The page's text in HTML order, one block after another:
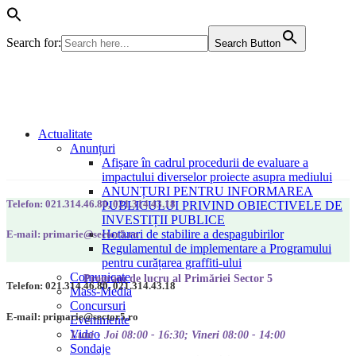
Search for: Search Button
Actualitate
Anunțuri
Afișare în cadrul procedurii de evaluare a
impactului diverselor proiecte asupra mediului
ANUNȚURI PENTRU INFORMAREA
PUBLICULUI PRIVIND OBIECTIVELE DE
INVESTIȚII PUBLICE
Hotarari de stabilire a despagubirilor
Regulamentul de implementare a Programului
pentru curățarea graffiti-ului
Comunicate
Mass-Media
Concursuri
Evenimente
Video
Sondaje
Telefon: 021.314.46.80, 021.314.43.18
E-mail: primarie@sector5.ro
Program de lucru al Primăriei Sector 5
Luni - Joi 08:00 - 16:30; Vineri 08:00 - 14:00
Telefon: 021.314.46.80, 021.314.43.18
E-mail: primarie@sector5.ro